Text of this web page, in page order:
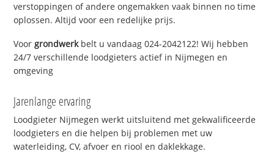
verstoppingen of andere ongemakken vaak binnen no time
oplossen. Altijd voor een redelijke prijs.
Voorgrondwerkbelt u vandaag 024-2042122! Wij hebben
24/7 verschillende loodgieters actief in Nijmegen en
omgeving
Jarenlange ervaring
Loodgieter Nijmegen werkt uitsluitend met gekwalificeerde
loodgieters en die helpen bij problemen met uw
waterleiding, CV, afvoer en riool en daklekkage.